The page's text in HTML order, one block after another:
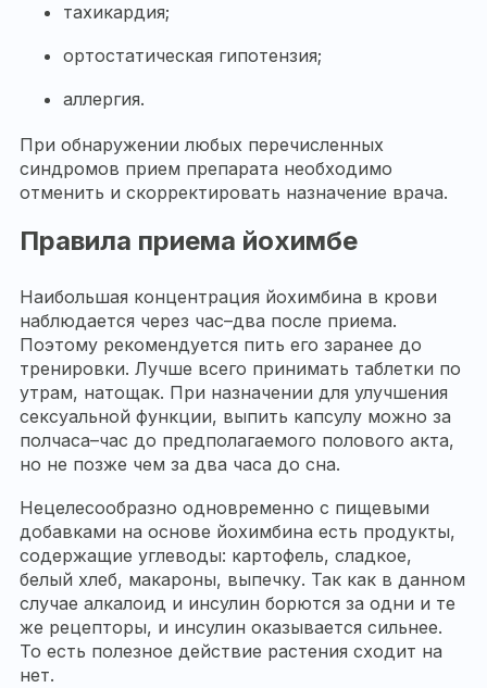
тахикардия;
ортостатическая гипотензия;
аллергия.
При обнаружении любых перечисленных
синдромов прием препарата необходимо
отменить и скорректировать назначение врача.
Правила приема йохимбе
Наибольшая концентрация йохимбина в крови
наблюдается через час–два после приема.
Поэтому рекомендуется пить его заранее до
тренировки. Лучше всего принимать таблетки по
утрам, натощак. При назначении для улучшения
сексуальной функции, выпить капсулу можно за
полчаса–час до предполагаемого полового акта,
но не позже чем за два часа до сна.
Нецелесообразно одновременно с пищевыми
добавками на основе йохимбина есть продукты,
содержащие углеводы: картофель, сладкое,
белый хлеб, макароны, выпечку. Так как в данном
случае алкалоид и инсулин борются за одни и те
же рецепторы, и инсулин оказывается сильнее.
То есть полезное действие растения сходит на
нет.